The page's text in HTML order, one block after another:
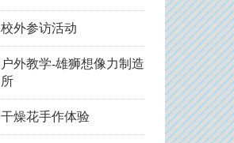
校外参访活动
户外教学-雄狮想像力制造
所
干燥花手作体验